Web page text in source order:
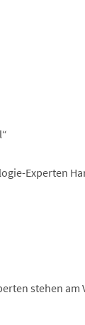
Experten
stehen